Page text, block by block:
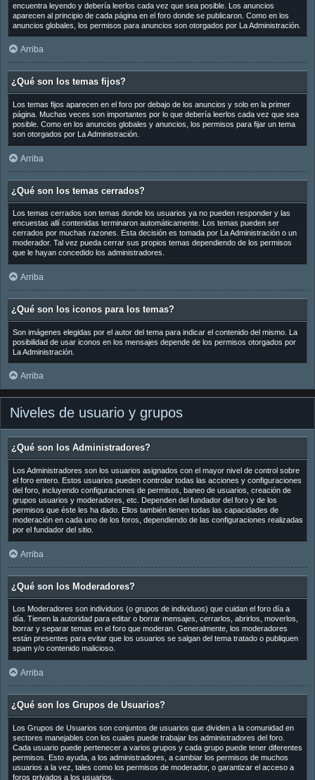
encuentra leyendo y debería leerlos cada vez que sea posible. Los anuncios
aparecen al principio de cada página en el foro donde se publicaron. Como en los
anuncios globales, los permisos para anuncios son otorgados por La Administración.
Arriba
¿Qué son los temas fijos?
Los temas fijos aparecen en el foro por debajo de los anuncios y solo en la primer
página. Muchas veces son importantes por lo que debería leerlos cada vez que sea
posible. Como en los anuncios globales y anuncios, los permisos para fijar un tema
son otorgados por La Administración.
Arriba
¿Qué son los temas cerrados?
Los temas cerrados son temas donde los usuarios ya no pueden responder y las
encuestas allí contenidas terminaron automáticamente. Los temas pueden ser
cerrados por muchas razones. Esta decisión es tomada por La Administración o un
moderador. Tal vez pueda cerrar sus propios temas dependiendo de los permisos
que le hayan concedido los administradores.
Arriba
¿Qué son los iconos para los temas?
Son imágenes elegidas por el autor del tema para indicar el contenido del mismo. La
posibilidad de usar iconos en los mensajes depende de los permisos otorgados por
La Administración.
Arriba
Niveles de usuario y grupos
¿Qué son los Administradores?
Los Administradores son los usuarios asignados con el mayor nivel de control sobre
el foro entero. Estos usuarios pueden controlar todas las acciones y configuraciones
del foro, incluyendo configuraciones de permisos, baneo de usuarios, creación de
grupos usuarios y moderadores, etc. Dependen del fundador del foro y de los
permisos que éste les ha dado. Ellos también tienen todas las capacidades de
moderación en cada uno de los foros, dependiendo de las configuraciones realizadas
por el fundador del sitio.
Arriba
¿Qué son los Moderadores?
Los Moderadores son individuos (o grupos de individuos) que cuidan el foro día a
día. Tienen la autoridad para editar o borrar mensajes, cerrarlos, abrirlos, moverlos,
borrar y separar temas en el foro que moderan. Generalmente, los moderadores
están presentes para evitar que los usuarios se salgan del tema tratado o publiquen
spam y/o contenido malicioso.
Arriba
¿Qué son los Grupos de Usuarios?
Los Grupos de Usuarios son conjuntos de usuarios que dividen a la comunidad en
sectores manejables con los cuales puede trabajar los administradores del foro.
Cada usuario puede pertenecer a varios grupos y cada grupo puede tener diferentes
permisos. Esto ayuda, a los administradores, a cambiar los permisos de muchos
usuarios a la vez, tales como los permisos de moderador, o garantizar el acceso a
foros privados a los usuarios.